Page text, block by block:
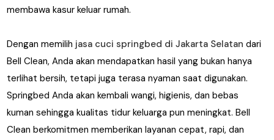
membawa kasur keluar rumah.
Dengan memilih jasa cuci springbed di Jakarta Selatan dari
Bell Clean, Anda akan mendapatkan hasil yang bukan hanya
terlihat bersih, tetapi juga terasa nyaman saat digunakan.
Springbed Anda akan kembali wangi, higienis, dan bebas
kuman sehingga kualitas tidur keluarga pun meningkat. Bell
Clean berkomitmen memberikan layanan cepat, rapi, dan